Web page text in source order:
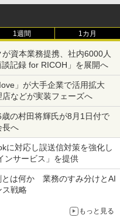
1週間 1カ月
資本業務提携、社内6000人
記録 for RICOH」を展開へ
」が大手企業で活用拡大
などが実装フェーズへ
の村田将輝氏が8月1日付で
長へ
に対応し誤送信対策を強化し
ンサービス」を提供
とは何か 業務のすみ分けとAI
ス戦略
もっと見る